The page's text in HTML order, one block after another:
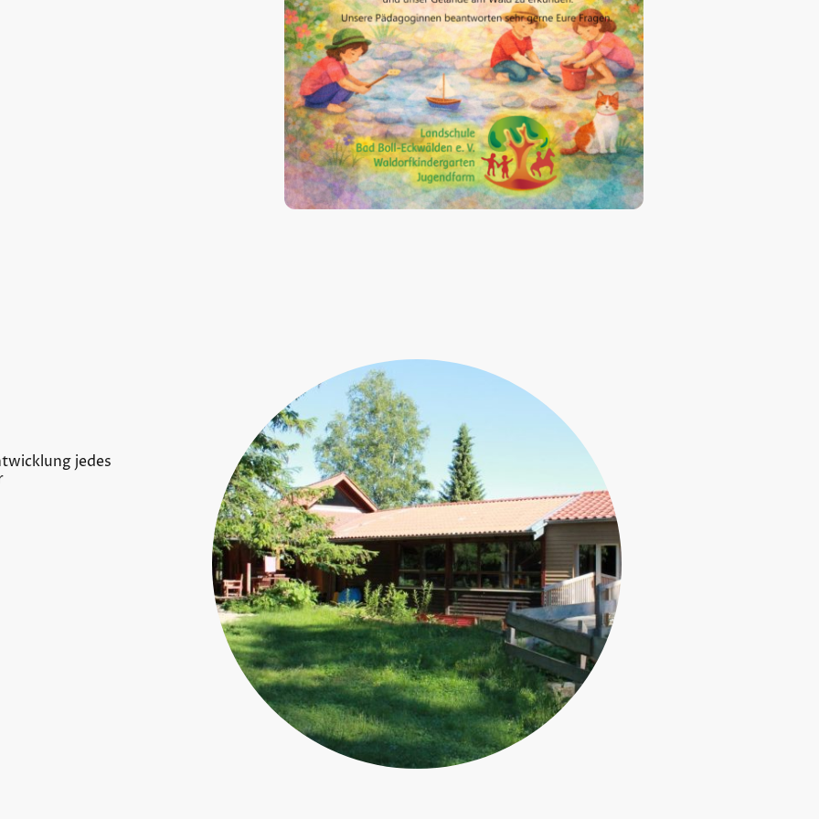
jedes